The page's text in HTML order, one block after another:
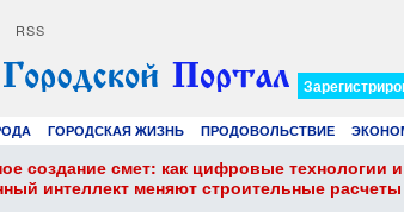
RSS
ГОРОДСКАЯ ЖИЗНЬ ПРОДОВОЛЬСТВИЕ
создание смет: как цифровые технологии и
интеллект меняют строительные расчеты